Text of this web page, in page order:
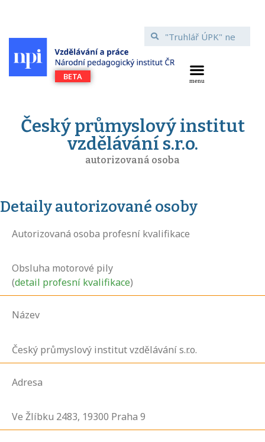
Český průmyslový institut
vzdělávání s.r.o.
autorizovaná osoba
Detaily autorizované osoby
Autorizovaná osoba profesní kvalifikace
Obsluha motorové pily
(detail profesní kvalifikace)
Název
Český průmyslový institut vzdělávání s.r.o.
Adresa
Ve Žlíbku 2483, 19300 Praha 9